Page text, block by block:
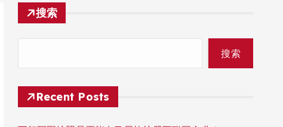
搜索
搜索
Recent Posts